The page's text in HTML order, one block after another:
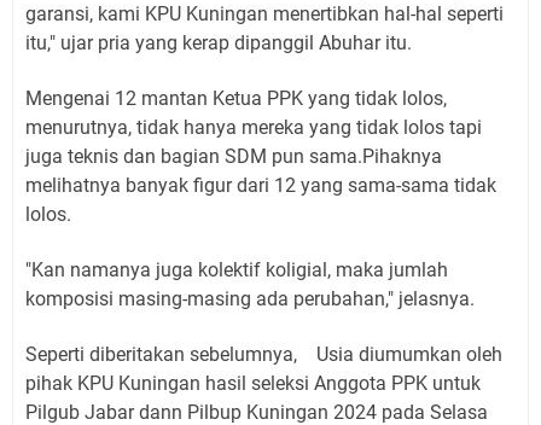
garansi, kami KPU Kuningan menertibkan hal-hal seperti
itu," ujar pria yang kerap dipanggil Abuhar itu.
Mengenai 12 mantan Ketua PPK yang tidak lolos,
menurutnya, tidak hanya mereka yang tidak lolos tapi
juga teknis dan bagian SDM pun sama.Pihaknya
melihatnya banyak figur dari 12 yang sama-sama tidak
lolos.
"Kan namanya juga kolektif koligial, maka jumlah
komposisi masing-masing ada perubahan," jelasnya.
Seperti diberitakan sebelumnya, Usia diumumkan oleh
pihak KPU Kuningan hasil seleksi Anggota PPK untuk
Pilgub Jabar dann Pilbup Kuningan 2024 pada Selasa